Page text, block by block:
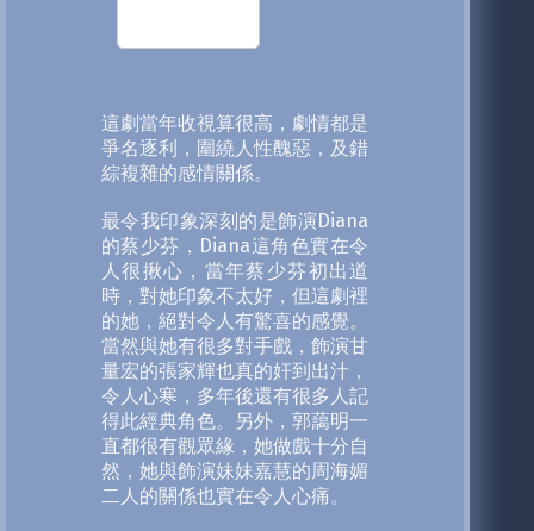
這劇當年收視算很高，劇情都是
爭名逐利，圍繞人性醜惡，及錯
綜複雜的感情關係。
最令我印象深刻的是飾演Diana
的蔡少芬，Diana這角色實在令
人很揪心，當年蔡少芬初出道
時，對她印象不太好，但這劇裡
的她，絕對令人有驚喜的感覺。
當然與她有很多對手戲，飾演甘
量宏的張家輝也真的奸到出汁，
令人心寒，多年後還有很多人記
得此經典角色。另外，郭藹明一
直都很有觀眾緣，她做戲十分自
然，她與飾演妹妹嘉慧的周海媚
二人的關係也實在令人心痛。